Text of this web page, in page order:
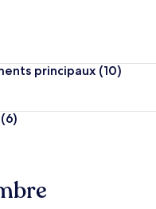
principaux (10)
(6)